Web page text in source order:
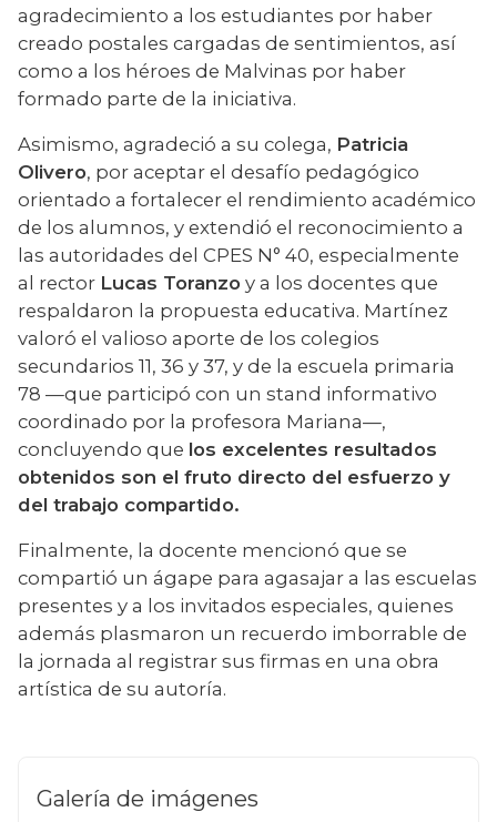
agradecimiento a los estudiantes por haber
creado postales cargadas de sentimientos, así
como a los héroes de Malvinas por haber
formado parte de la iniciativa.
Asimismo, agradeció a su colega, Patricia
Olivero, por aceptar el desafío pedagógico
orientado a fortalecer el rendimiento académico
de los alumnos, y extendió el reconocimiento a
las autoridades del CPES N° 40, especialmente
al rector Lucas Toranzo y a los docentes que
respaldaron la propuesta educativa. Martínez
valoró el valioso aporte de los colegios
secundarios 11, 36 y 37, y de la escuela primaria
78 —que participó con un stand informativo
coordinado por la profesora Mariana—,
concluyendo que los excelentes resultados
obtenidos son el fruto directo del esfuerzo y
del trabajo compartido.
Finalmente, la docente mencionó que se
compartió un ágape para agasajar a las escuelas
presentes y a los invitados especiales, quienes
además plasmaron un recuerdo imborrable de
la jornada al registrar sus firmas en una obra
artística de su autoría.
Galería de imágenes